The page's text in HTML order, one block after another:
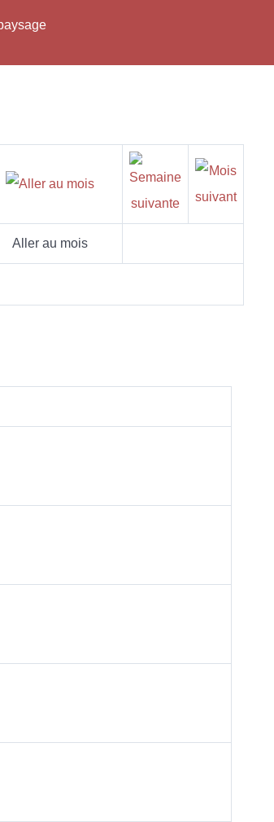
Aller au mois